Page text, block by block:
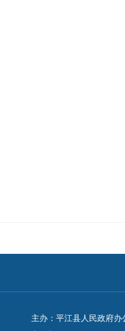
主办：平江县人民政府办